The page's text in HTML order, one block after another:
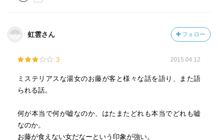
虹雲さん フォロー
3 2015.04.12
ミステリアスな湯女のお藤が客と様々な話を語り、また語
られる話。
何が本当で何が嘘なのか、はたまたどれも本当でどれも嘘
なのか。
お藤が食えない女だなーという印象が強い。